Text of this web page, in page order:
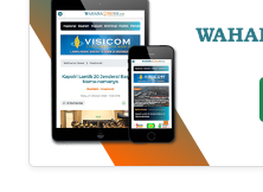
WN
NUSANTARA
WN
JOGJA